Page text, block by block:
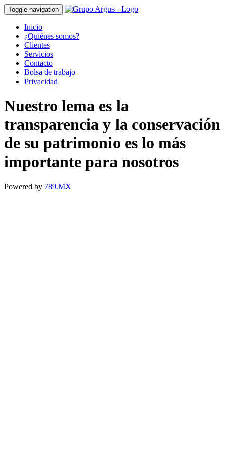
Toggle navigation
Inicio
¿Quiénes somos?
Clientes
Servicios
Contacto
Bolsa de trabajo
Privacidad
Nuestro lema es la
transparencia y la conservación
de su patrimonio es lo más
importante para nosotros
Powered by 789.MX